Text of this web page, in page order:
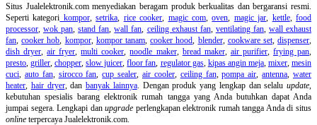
Situs Jualelektronik.com menyediakan beragam produk berkualitas dan bergaransi resmi.
Seperti kategori kompor,setrika, rice cooker, magic com,oven, magic jar, kettle,food
processor,wok pan,stand fan,wall fan, ceiling exhaust fan, ventilating fan, wall exhaust
fan,cooker hob, kompor, kompor tanam,cooker hood, blender, cookware set,dispenser,
dish dryer,air fryer,multi cooker,noodle maker, bread maker, air purifier, frying pan,
presto,griller,chopper,slow juicer,floor fan, regulator gas, kipas angin meja, mixer,mesin
cuci, auto fan, sirocco fan,cup sealer,air cooler, ceiling fan,pompa air,antenna,water
heater, hair dryer, dan banyak lainnya. Dengan produk yang lengkap dan selalu update,
kebutuhan spesialis barang elektronik rumah tangga yang Anda butuhkan dapat Anda
jumpai segera. Lengkapi danupgrade perlengkapan elektronik rumah tangga Anda di situs
online terpercaya Jualelektronik.com.